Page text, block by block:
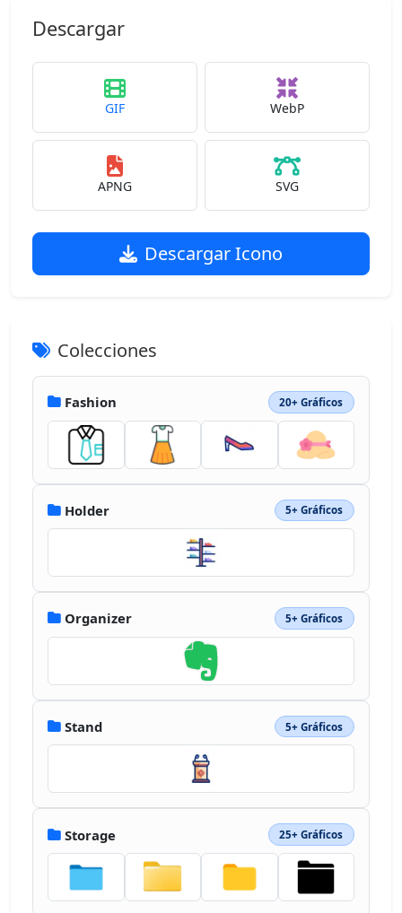
Descargar
GIF WebP
APNG SVG
Descargar Icono
Colecciones
Fashion 20+ Gráficos
Holder 5+ Gráficos
Organizer 5+ Gráficos
Stand 5+ Gráficos
Storage 25+ Gráficos